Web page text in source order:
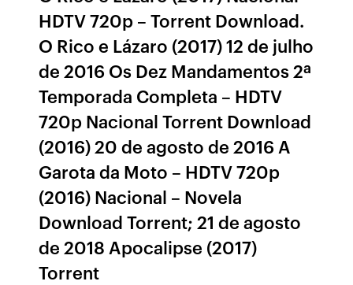
HDTV 720p – Torrent Download.
O Rico e Lázaro (2017) 12 de julho
de 2016 Os Dez Mandamentos 2ª
Temporada Completa – HDTV
720p Nacional Torrent Download
(2016) 20 de agosto de 2016 A
Garota da Moto – HDTV 720p
(2016) Nacional – Novela
Download Torrent; 21 de agosto
de 2018 Apocalipse (2017)
Torrent